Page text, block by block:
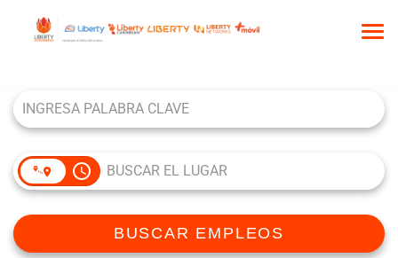
QUIÉNES SOMOS
COMUNIDAD DE TALENTO
access_time
BUSCAR EMPLEOS